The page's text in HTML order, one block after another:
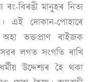
ৰং-বিৰঙী মানুহৰ নিত্য
এই দোকান-পোহাৰে
অহা ভক্তপ্ৰাণ ৰাইজক
লগত সংগতি ৰাখি
উদ্দেশ্যৰ হৈ থকা